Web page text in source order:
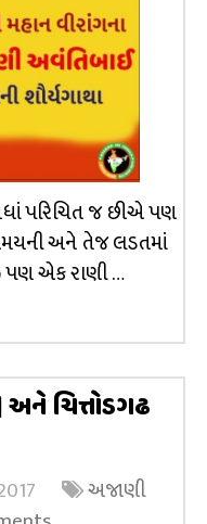
પરિચિત જ છીએ પણ
અને તેજ લડતમાં
પણ એક રાણી …
અને ચિત્તોડગઢ
અજાણી